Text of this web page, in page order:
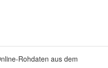
Rohdaten aus dem